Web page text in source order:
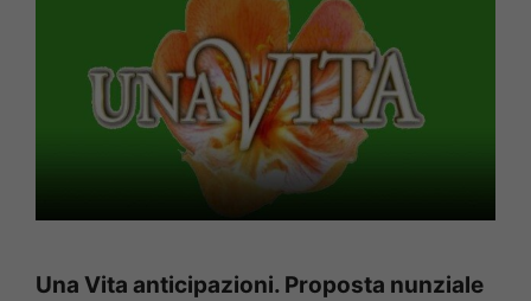
Una Vita anticipazioni. Proposta nunziale